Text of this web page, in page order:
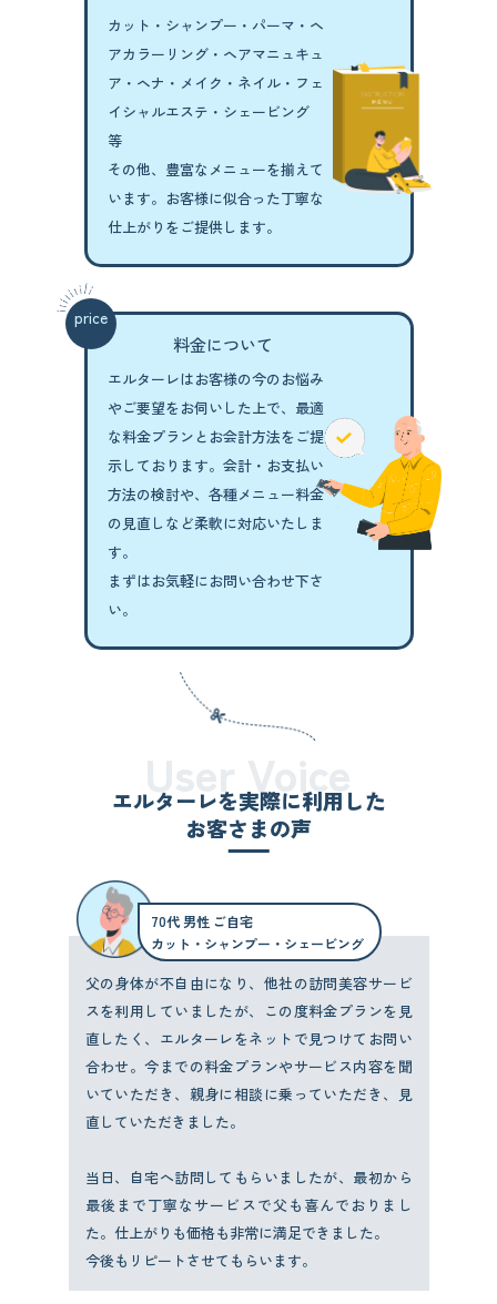
カット・シャンプー・パーマ・ ヘ
アカラーリング・ヘアマニュキュ
ア・ ヘナ・メイク・ネイル・ フェ
イシャルエステ・シェービング
等
その他、豊富なメニューを揃えて
います。 お客様に似合った丁寧な
仕上がりをご提供します。
price
料金について
エルターレはお客様の今のお悩み
やご要望をお伺いした上で、最適
な料金プランと お会計方法をご提
示しております。 会計・お支払い
方法の検討や、各種メニュー料金
の見直しなど柔軟に対応いたしま
す。
まずはお気軽にお問い合わせ下さ
い。
エルターレを実際に利用した
お客さまの声
70代 男性 ご自宅
カット・シャンプー・シェービング
父の身体が不自由になり、他社の訪問美容サービ
スを利用していましたが、この度料金プランを見
直したく、エルターレをネットで見つけてお問い
合わせ。今までの料金プランやサービス内容を聞
いていただき、親身に相談に乗っていただき、見
直していただきました。
当日、自宅へ訪問してもらいましたが、最初から
最後まで丁寧なサービスで父も喜んでおりまし
た。仕上がりも価格も非常に満足できました。
今後もリピートさせてもらいます。